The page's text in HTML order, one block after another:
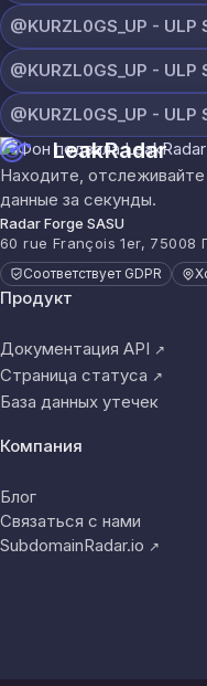
LeakRadar
Находите,
данные за секунды.
Radar Forge SASU
60 rue François 1er, 75008
Соответствует GDPR
Продукт
Документация API ↗
Страница статуса ↗
База данных утечек
Компания
Блог
Связаться с нами
SubdomainRadar.io ↗